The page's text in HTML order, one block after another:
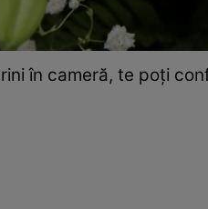
în cameră, te poți